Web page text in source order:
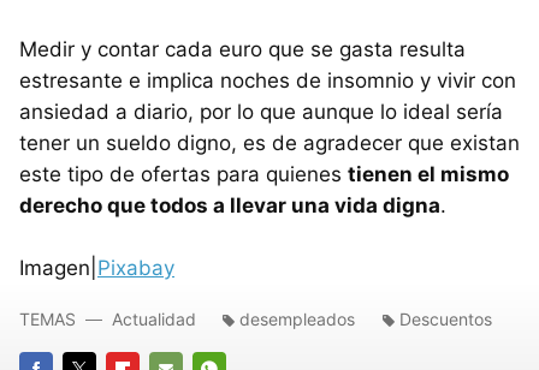
Medir y contar cada euro que se gasta resulta
estresante e implica noches de insomnio y vivir con
ansiedad a diario, por lo que aunque lo ideal sería
tener un sueldo digno, es de agradecer que existan
este tipo de ofertas para quienes tienen el mismo
derecho que todos a llevar una vida digna.
Imagen| Pixabay
TEMAS Actualidad desempleados Descuentos